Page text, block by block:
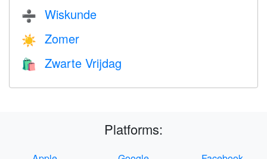
➗ Wiskunde
☀️ Zomer
🛍 Zwarte Vrijdag
Platforms: